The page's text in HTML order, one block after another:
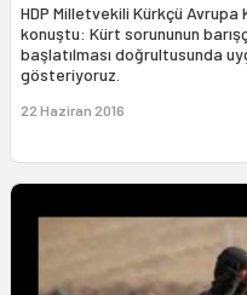
HDP Milletvekili Kürkçü
konuştu: Kürt sorununun
başlatılması doğrultusunda
gösteriyoruz.
22 Haziran 2016